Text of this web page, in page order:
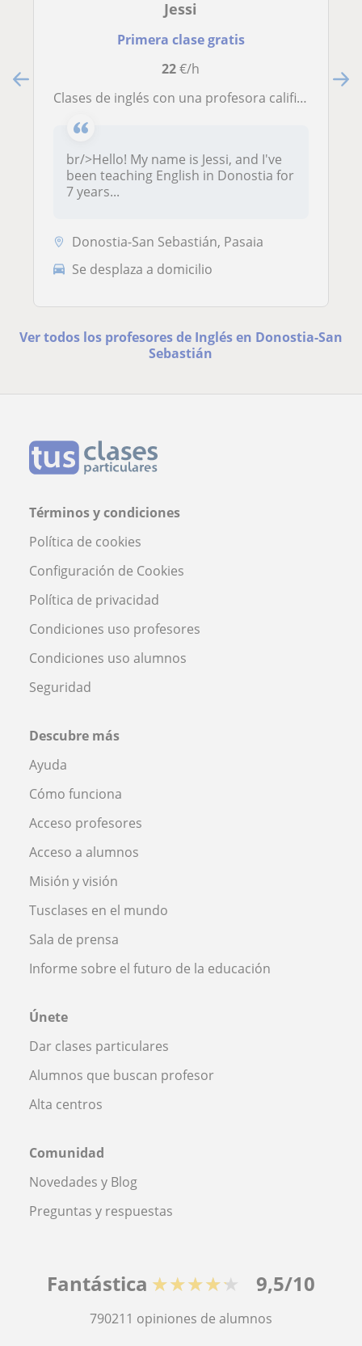
Jessi
Primera clase gratis
22€/h
Clases de inglés con una profesora calificada de los EEUU
br/>Hello! My name is Jessi, and I've
been teaching English in Donostia for
7 years...
Donostia-San Sebastián, Pasaia
Se desplaza a domicilio
Ver todos los profesores de Inglés en Donostia-San
Sebastián
Términos y condiciones
Política de cookies
Configuración de Cookies
Política de privacidad
Condiciones uso profesores
Condiciones uso alumnos
Seguridad
Descubre más
Ayuda
Cómo funciona
Acceso profesores
Acceso a alumnos
Misión y visión
Tusclases en el mundo
Sala de prensa
Informe sobre el futuro de la educación
Únete
Dar clases particulares
Alumnos que buscan profesor
Alta centros
Comunidad
Novedades y Blog
Preguntas y respuestas
Fantástica ★★★★★ 9,5/10
790211 opiniones de alumnos